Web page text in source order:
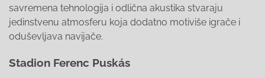
savremena tehnologija i odlična akustika stvaraju
jedinstvenu atmosferu koja dodatno motiviše igrače i
oduševljava navijače.
Stadion Ferenc Puskás